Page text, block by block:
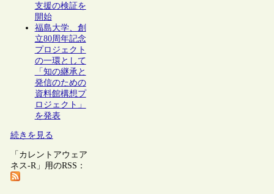
支援の検証を
開始
福島大学、創
立80周年記念
プロジェクト
の一環として
「知の継承と
発信のための
資料館構想プ
ロジェクト」
を発表
続きを見る
「カレントアウェア
ネス-R」用のRSS：